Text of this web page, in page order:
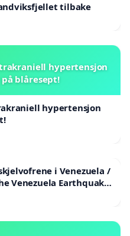
tilbake
hypertensjon
på blåresept!
hypertensjon
i Venezuela /
Venezuela Earthquake